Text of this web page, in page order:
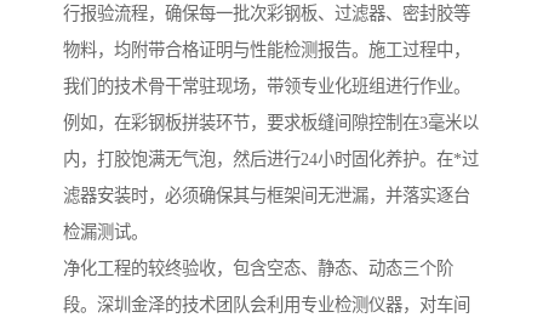
行报验流程，确保每一批次彩钢板、过滤器、密封胶等
物料，均附带合格证明与性能检测报告。施工过程中，
我们的技术骨干常驻现场，带领专业化班组进行作业。
例如，在彩钢板拼装环节，要求板缝间隙控制在3毫米以
内，打胶饱满无气泡，然后进行24小时固化养护。在*过
滤器安装时，必须确保其与框架间无泄漏，并落实逐台
检漏测试。
净化工程的较终验收，包含空态、静态、动态三个阶
段。深圳金泽的技术团队会利用专业检测仪器，对车间